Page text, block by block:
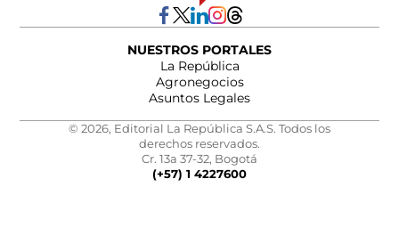
NUESTROS PORTALES
La República
Agronegocios
Asuntos Legales
© 2026, Editorial La República S.A.S. Todos los
derechos reservados.
Cr. 13a 37-32, Bogotá
(+57) 1 4227600